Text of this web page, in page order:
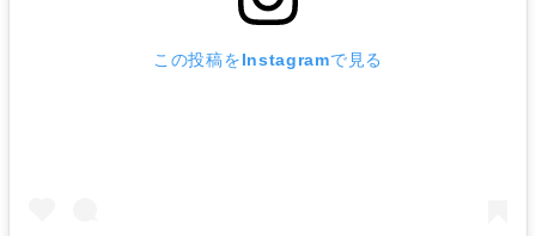
この投稿をInstagramで見る